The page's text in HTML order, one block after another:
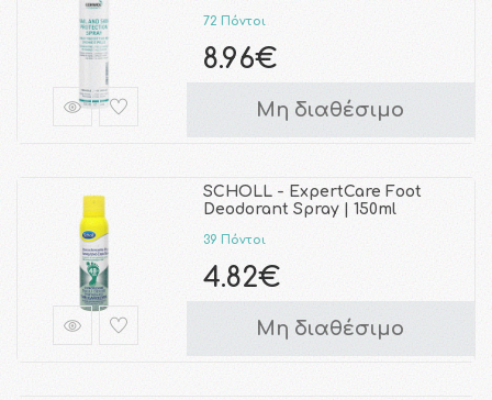
72 Πόντοι
8.96€
Μη διαθέσιμο
SCHOLL - ExpertCare Foot
Deodorant Spray | 150ml
39 Πόντοι
4.82€
Μη διαθέσιμο